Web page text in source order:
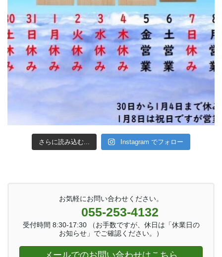
さらに読み込む... Instagram でフォロー
お気軽にお問い合わせください。
055-253-4132
受付時間 8:30-17:30 （お手数ですが、休日は「休業日の
お知らせ」でご確認ください。）